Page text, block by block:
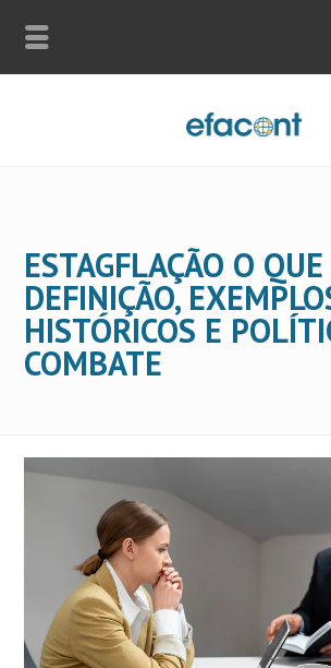
ESTAGFLAÇÃO O
DEFINIÇÃO,
HISTÓRICOS E
COMBATE